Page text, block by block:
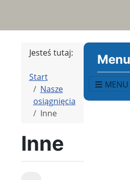
MENU
Jesteś tutaj:
Start
Nasze
osiągnięcia
Inne
Inne